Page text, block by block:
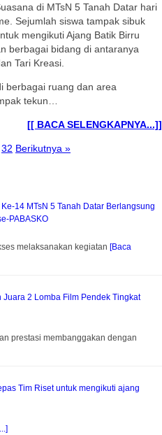
di MTsN 5 Tanah Datar hari
Sejumlah siswa tampak sibuk
mengikuti Ajang Batik Birru
berbagai bidang di antaranya
Tari Kreasi.
berbagai ruang dan area
tekun…
[[ BACA SELENGKAPNYA...]]
32 Berikutnya »
Ke-14 MTsN 5 Tanah Datar Berlangsung
PABASKO
melaksanakan kegiatan [Baca
Juara 2 Lomba Film Pendek Tingkat
prestasi membanggakan dengan
Tim Riset untuk mengikuti ajang